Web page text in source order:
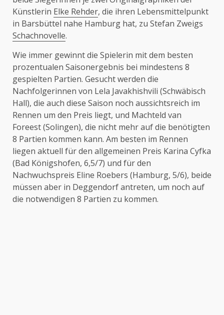
Künstlerin Elke Rehder, die ihren Lebensmittelpunkt
in Barsbüttel nahe Hamburg hat, zu Stefan Zweigs
Schachnovelle.
Wie immer gewinnt die Spielerin mit dem besten
prozentualen Saisonergebnis bei mindestens 8
gespielten Partien. Gesucht werden die
Nachfolgerinnen von Lela Javakhishvili (Schwäbisch
Hall), die auch diese Saison noch aussichtsreich im
Rennen um den Preis liegt, und Machteld van
Foreest (Solingen), die nicht mehr auf die benötigten
8 Partien kommen kann. Am besten im Rennen
liegen aktuell für den allgemeinen Preis Karina Cyfka
(Bad Königshofen, 6,5/7) und für den
Nachwuchspreis Eline Roebers (Hamburg, 5/6), beide
müssen aber in Deggendorf antreten, um noch auf
die notwendigen 8 Partien zu kommen.